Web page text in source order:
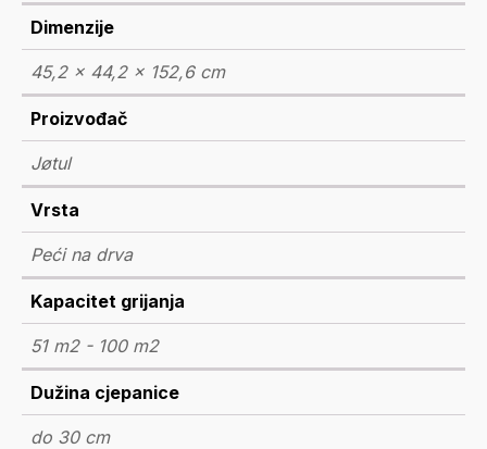
Dimenzije
45,2 × 44,2 × 152,6 cm
Proizvođač
Jøtul
Vrsta
Peći na drva
Kapacitet grijanja
51 m2 - 100 m2
Dužina cjepanice
do 30 cm